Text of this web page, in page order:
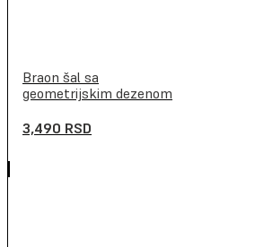
Braon šal sa
geometrijskim dezenom
3,490 RSD